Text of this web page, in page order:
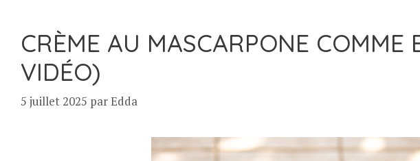
CRÈME AU MASCARPONE COMME
VIDÉO)
5 juillet 2025 parEdda